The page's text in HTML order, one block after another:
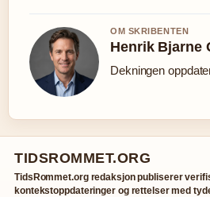
OM SKRIBENTEN
Henrik Bjarne
Dekningen
TIDSROMMET.ORG
TidsRommet.org redaksjon publiserer
kontekstoppdateringer og rettelser med